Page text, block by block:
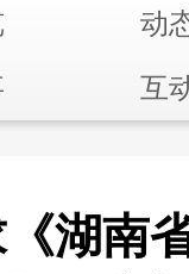
动
互
湖南